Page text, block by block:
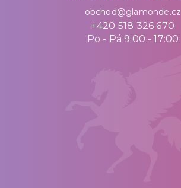
obchod@glamonde.cz
+420 518 326 670
Po - Pá 9:00 - 17:00